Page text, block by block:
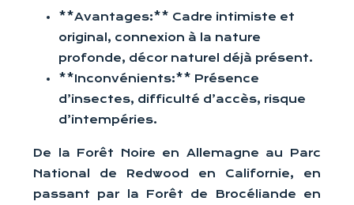
**Avantages:** Cadre intimiste et
original, connexion à la nature
profonde, décor naturel déjà présent.
**Inconvénients:** Présence
d’insectes, difficulté d’accès, risque
d’intempéries.
De la Forêt Noire en Allemagne au Parc
National de Redwood en Californie, en
passant par la Forêt de Brocéliande en